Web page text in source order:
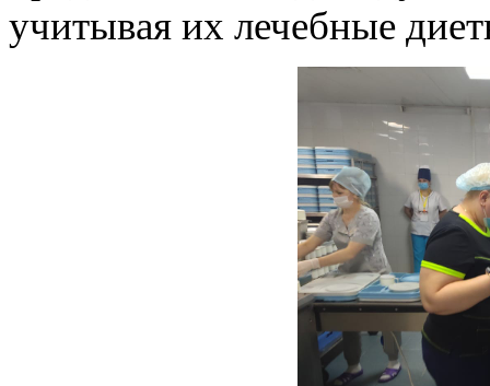
учитывая их лечебные